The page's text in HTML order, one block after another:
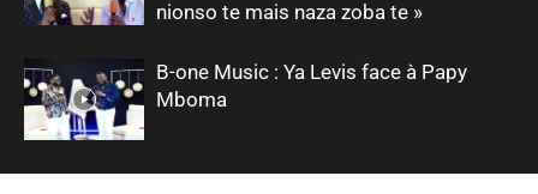
nionso te mais naza zoba te »
B-one Music : Ya Levis face à Papy
Mboma